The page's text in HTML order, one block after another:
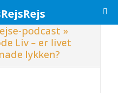
podcast »
Liv – er livet
lykken?